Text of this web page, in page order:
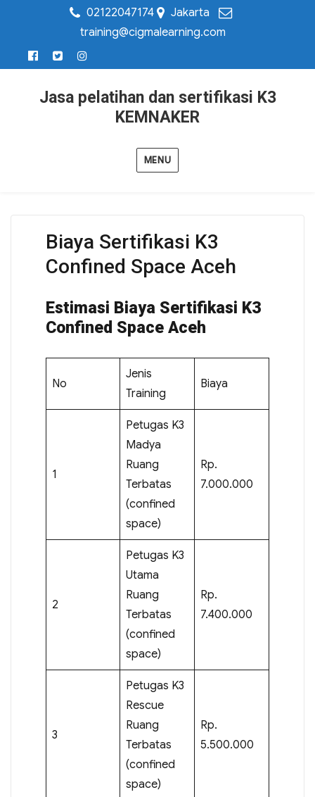
02122047174
Jakarta
training@cigmalearning.com
Jasa pelatihan dan sertifikasi K3
KEMNAKER
MENU
Biaya Sertifikasi K3
Confined Space Aceh
Estimasi Biaya Sertifikasi K3
Confined Space Aceh
No
Jenis
Training
Biaya
1
Petugas K3
Madya
Ruang
Terbatas
(confined
space)
Rp.
7.000.000
2
Petugas K3
Utama
Ruang
Terbatas
(confined
space)
Rp.
7.400.000
3
Petugas K3
Rescue
Ruang
Terbatas
(confined
space)
Rp.
5.500.000